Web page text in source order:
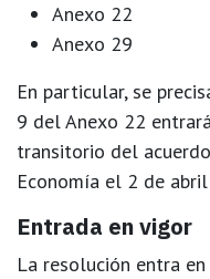
Anexo 22
Anexo 29
En particular, se
9 del Anexo 22
transitorio del
Economía el 2 de
Entrada en vigor
La resolución entra